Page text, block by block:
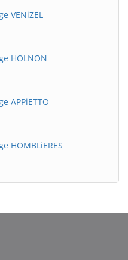
VENiZEL
HOLNON
APPiETTO
HOMBLiERES